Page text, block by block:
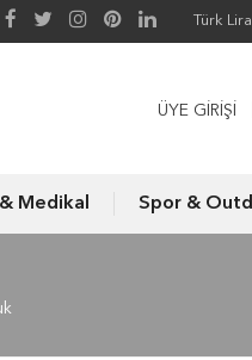
Türk
ÜYE GIRIŞI
Medikal Spor &